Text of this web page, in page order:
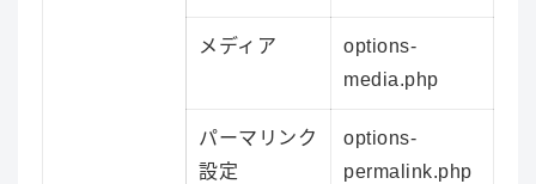
メディア
options-
media.php
パーマリンク
設定
options-
permalink.php